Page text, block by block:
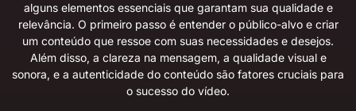
alguns elementos essenciais que garantam sua qualidade e
relevância. O primeiro passo é entender o público-alvo e criar
um conteúdo que ressoe com suas necessidades e desejos.
Além disso, a clareza na mensagem, a qualidade visual e
sonora, e a autenticidade do conteúdo são fatores cruciais para
o sucesso do vídeo.